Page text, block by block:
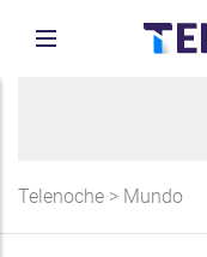
Telenoche > Mundo